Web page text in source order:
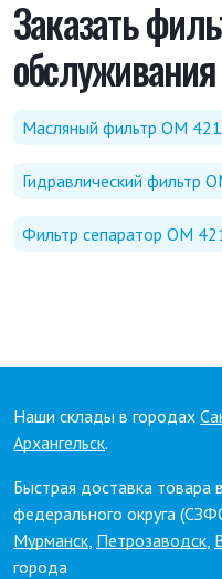
Заказать
Масляный фильтр OM 421
Гидравлический фильтр
Фильтр сепаратор OM
Наши склады в городах
Архангельск.
Быстрая доставка товара
федерального округа
Мурманск, Петрозаводск,
города